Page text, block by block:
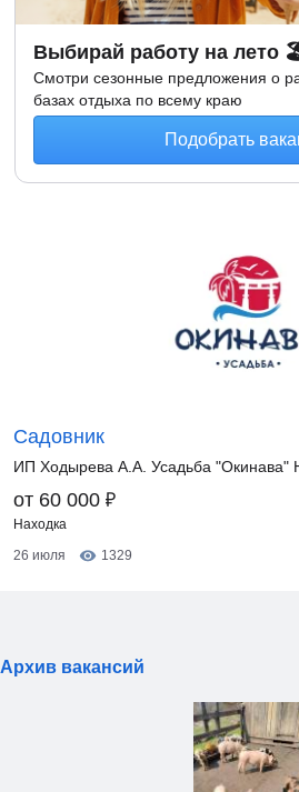
Выбирай работу на лето
Смотри сезонные предложения о
базах отдыха по всему краю
Подобрать
Садовник
ИП Ходырева А.А. Усадьба "Окинава"
от 60 000 ₽
Находка
26 июля
1329
Архив вакансий